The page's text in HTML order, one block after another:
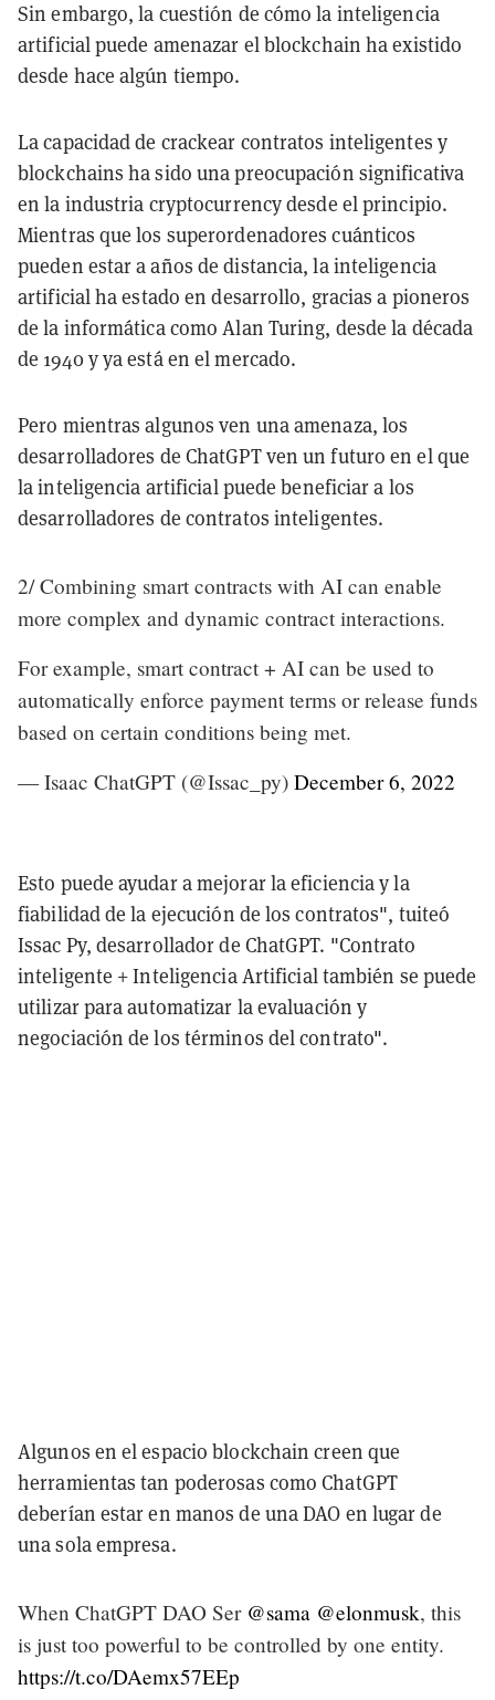
Sin embargo, la cuestión de cómo la inteligencia
artificial puede amenazar el blockchain ha existido
desde hace algún tiempo.
La capacidad de crackear contratos inteligentes y
blockchains ha sido una preocupación significativa
en la industria cryptocurrency desde el principio.
Mientras que los superordenadores cuánticos
pueden estar a años de distancia, la inteligencia
artificial ha estado en desarrollo, gracias a pioneros
de la informática como Alan Turing, desde la década
de 1940 y ya está en el mercado.
Pero mientras algunos ven una amenaza, los
desarrolladores de ChatGPT ven un futuro en el que
la inteligencia artificial puede beneficiar a los
desarrolladores de contratos inteligentes.
2/ Combining smart contracts with AI can enable
more complex and dynamic contract interactions.
For example, smart contract + AI can be used to
automatically enforce payment terms or release funds
based on certain conditions being met.
— Isaac ChatGPT (@Issac_py) December 6, 2022
Esto puede ayudar a mejorar la eficiencia y la
fiabilidad de la ejecución de los contratos", tuiteó
Issac Py, desarrollador de ChatGPT. "Contrato
inteligente + Inteligencia Artificial también se puede
utilizar para automatizar la evaluación y
negociación de los términos del contrato".
Algunos en el espacio blockchain creen que
herramientas tan poderosas como ChatGPT
deberían estar en manos de una DAO en lugar de
una sola empresa.
When ChatGPT DAO Ser @sama @elonmusk, this
is just too powerful to be controlled by one entity.
https://t.co/DAemx57EEp